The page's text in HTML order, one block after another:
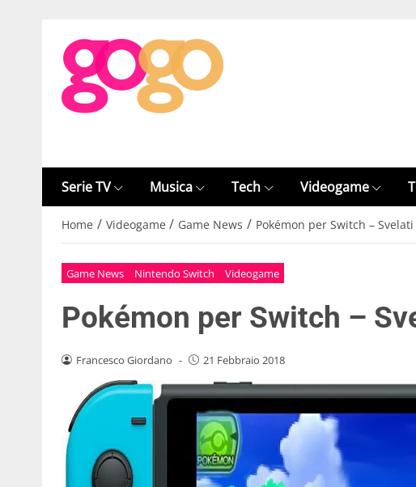
Serie TV Musica Tech Videogame
Home / Videogame / Game News / Pokémon per Switch –
Game News Nintendo Switch Videogame
Pokémon per Switch –
Francesco Giordano - 21 Febbraio 2018